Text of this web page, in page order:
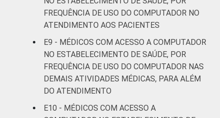
De 36 a 50
anos
De 51
mais
LOCALIZAÇÃO
FREQUÊNCIA DE USO DO COMPUTADOR NO
ATENDIMENTO AOS PACIENTES
E9 - MÉDICOS COM ACESSO A COMPUTADOR
NO ESTABELECIMENTO DE SAÚDE, POR
FREQUÊNCIA DE USO DO COMPUTADOR NAS
DEMAIS ATIVIDADES MÉDICAS, PARA ALÉM
DO ATENDIMENTO
E10 - MÉDICOS COM ACESSO A